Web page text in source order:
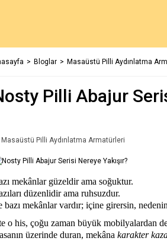
Bloglar Masaüstü Pilli Aydınlatma
Pilli Abajur
Masaüstü Pilli Aydınlatma Armatürleri
mekânlar güzeldir ama soğuktur.
düzenlidir ama ruhsuzdur.
bazı mekânlar vardır; içine girersin,
o his, çoğu zaman büyük mobilyalardan
üzerinde duran, mekâna karakter